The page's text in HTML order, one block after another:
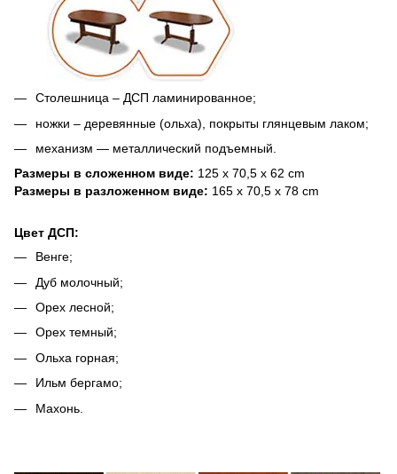
Столешница – ДСП ламинированное;
ножки – деревянные (ольха), покрыты глянцевым лаком;
механизм — металлический подъемный.
Размеры в сложенном виде: 125 x 70,5 x 62 cm
Размеры в разложенном виде: 165 x 70,5 x 78 cm
Цвет ДСП:
Венге;
Дуб молочный;
Орех лесной;
Орех темный;
Ольха горная;
Ильм бергамо;
Махонь.